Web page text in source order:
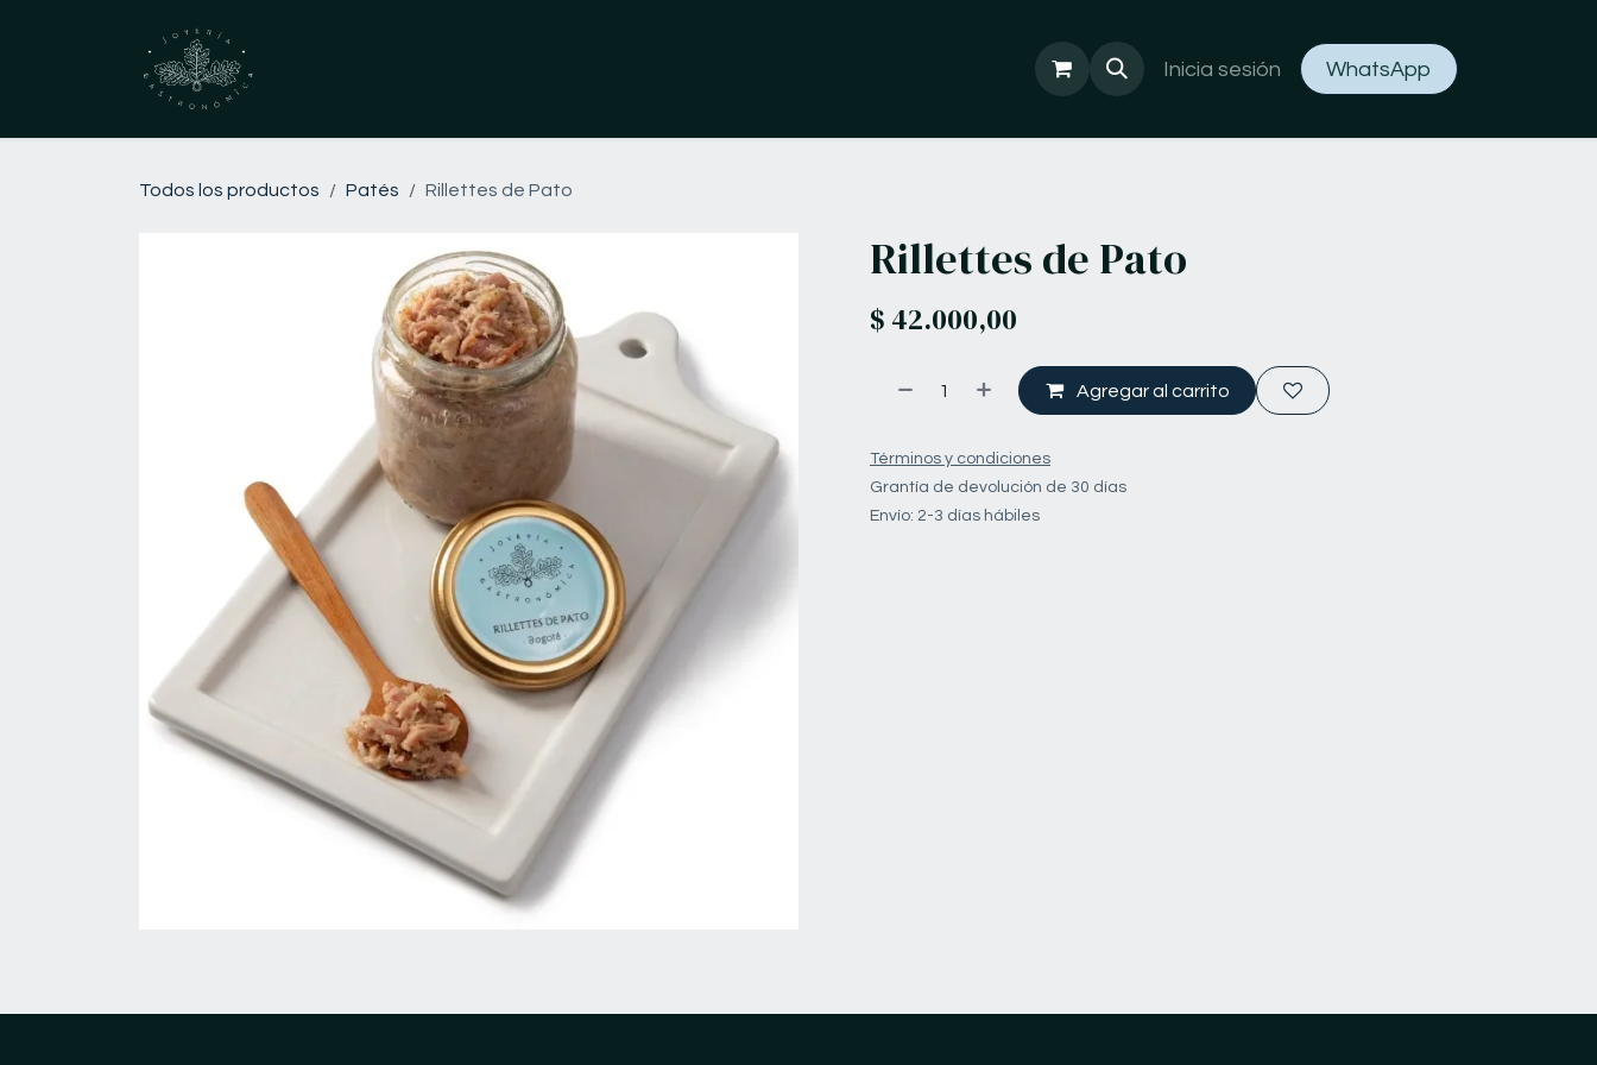
Inicia sesión WhatsApp
Todos los productos Patés Rillettes de Pato
Rillettes de Pato
$ 42.000,00
Agregar al carrito
Términos y condiciones
Grantía de devolución de 30 días
Envío: 2-3 días hábiles